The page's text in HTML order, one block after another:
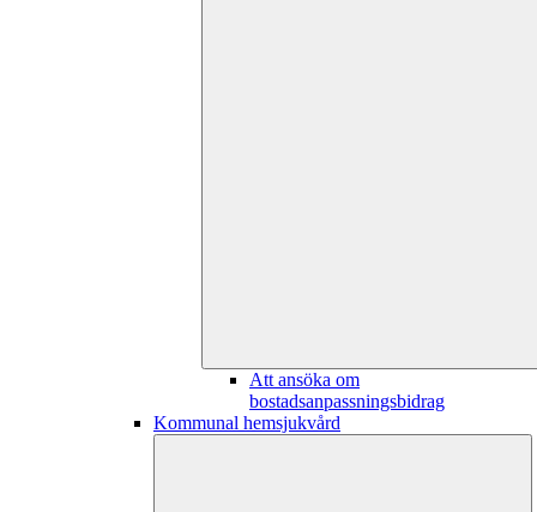
Att ansöka om
bostadsanpassningsbidrag
Kommunal hemsjukvård